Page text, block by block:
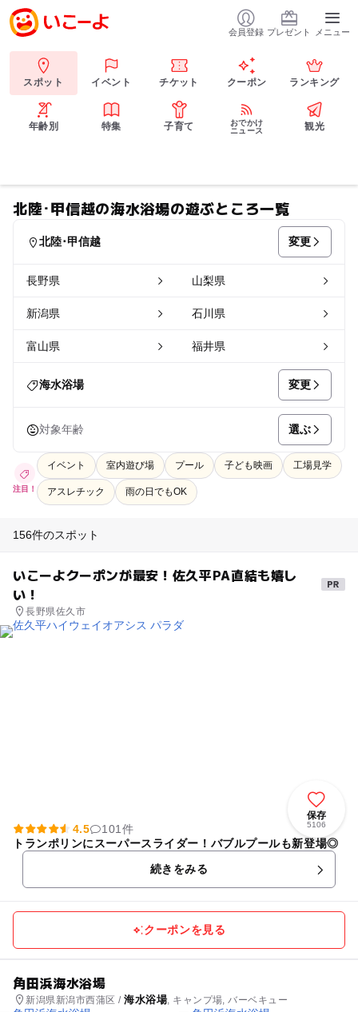
会員登録 プレゼント メニュー
スポット イベント チケット クーポン ランキング
年齢別 特集 子育て
おでかけ
ニュース
観光
北陸･甲信越の海水浴場の遊ぶところ一覧
北陸･甲信越 変更
長野県 山梨県
新潟県 石川県
富山県 福井県
海水浴場 変更
対象年齢 選ぶ
注目！
イベント 室内遊び場 プール 子ども映画 工場見学
アスレチック 雨の日でもOK
156件のスポット
いこーよクーポンが最安！佐久平PA直結も嬉し
い！
長野県佐久市
保存
5106
4.5
101件
トランポリンにスーパースライダー！バブルプールも新登場◎
続きをみる
クーポンを見る
角田浜海水浴場
新潟県新潟市西蒲区 /海水浴場, キャンプ場, バーベキュー